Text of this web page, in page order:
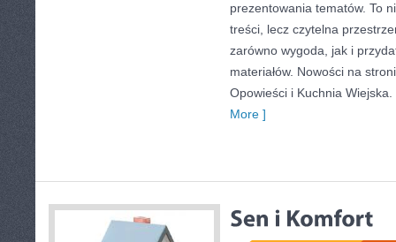
prezentowania tematów. To
treści, lecz czytelna
zarówno wygoda, jak i
materiałów. Nowości na
Opowieści i Kuchnia
More ]